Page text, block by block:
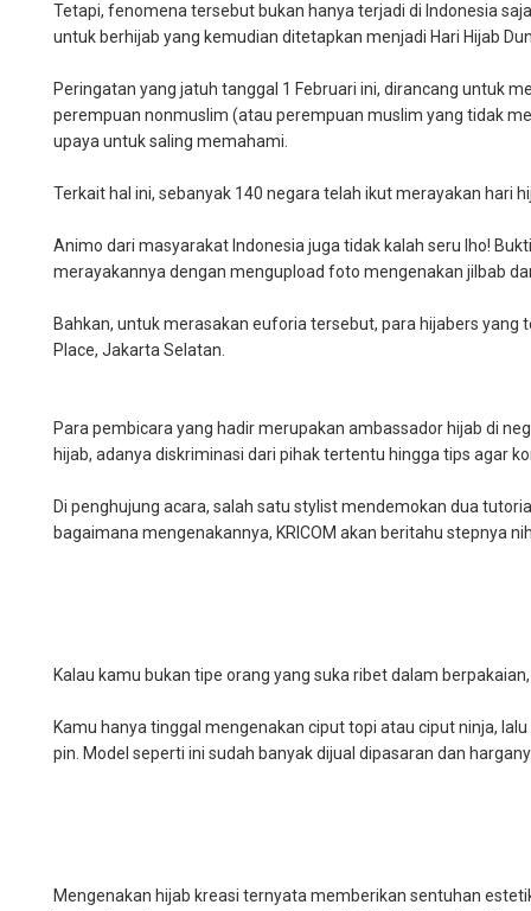
Tetapi, fenomena tersebut bukan hanya terjadi di Indonesia
untuk berhijab yang kemudian ditetapkan menjadi Hari Hijab
Peringatan yang jatuh tanggal 1 Februari ini, dirancang untuk
perempuan nonmuslim (atau perempuan muslim yang tidak
upaya untuk saling memahami.
Terkait hal ini, sebanyak 140 negara telah ikut merayakan hari
Animo dari masyarakat Indonesia juga tidak kalah seru lho!
merayakannya dengan mengupload foto mengenakan jilbab
Bahkan, untuk merasakan euforia tersebut, para hijabers
Place, Jakarta Selatan.
Para pembicara yang hadir merupakan ambassador hijab di
hijab, adanya diskriminasi dari pihak tertentu hingga tips agar
Di penghujung acara, salah satu stylist mendemokan dua
bagaimana mengenakannya, KRICOM akan beritahu stepnya
Kalau kamu bukan tipe orang yang suka ribet dalam
Kamu hanya tinggal mengenakan ciput topi atau ciput ninja,
pin. Model seperti ini sudah banyak dijual dipasaran dan
Mengenakan hijab kreasi ternyata memberikan sentuhan